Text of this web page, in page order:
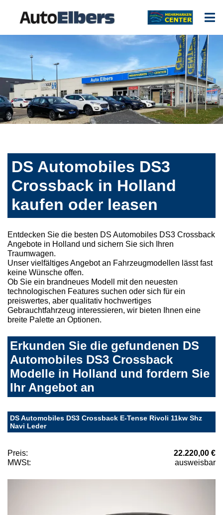
DS Automobiles DS3
Crossback in Holland
kaufen oder leasen
Entdecken Sie die besten DS Automobiles DS3 Crossback
Angebote in Holland und sichern Sie sich Ihren
Traumwagen.
Unser vielfältiges Angebot an Fahrzeugmodellen lässt fast
keine Wünsche offen.
Ob Sie ein brandneues Modell mit den neuesten
technologischen Features suchen oder sich für ein
preiswertes, aber qualitativ hochwertiges
Gebrauchtfahrzeug interessieren, wir bieten Ihnen eine
breite Palette an Optionen.
Erkunden Sie die gefundenen DS
Automobiles DS3 Crossback
Modelle in Holland und fordern Sie
Ihr Angebot an
DS Automobiles DS3 Crossback E-Tense Rivoli 11kw Shz
Navi Leder
Preis:
22.220,00 €
MWSt:
ausweisbar